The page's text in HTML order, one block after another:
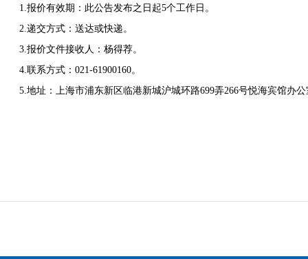
1.报价有效期：此公告发布之日起5个工作日。
2.递交方式：送达或快递。
3.报价文件接收人：杨得荐。
4.联系方式：021-61900160。
5.地址：上海市浦东新区临港新城沪城环路699弄266号悦海宾馆办